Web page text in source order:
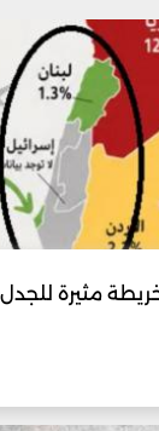
مثيرة